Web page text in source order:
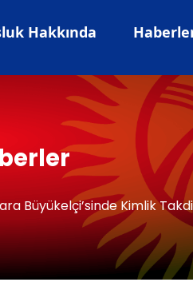
Hakkında
Büyükelçi’sinde Kimlik